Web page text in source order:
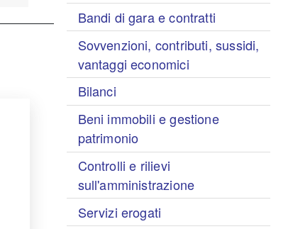
Bandi di gara e contratti
Sovvenzioni, contributi, sussidi,
vantaggi economici
Bilanci
Beni immobili e gestione
patrimonio
Controlli e rilievi
sull'amministrazione
Servizi erogati